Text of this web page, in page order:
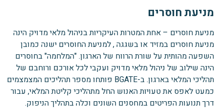
מניעת חוסרים
מניעת חוסרים – אחת המטרות העיקריות בניהול מלאי מדויק הינה
מניעת חוסרים במזיד או בשגגה , למניעת החוסרים ישנה כמובן
השפעה מהותית על שורת הרווח של הארגון. "המלחמה" בחוסרים
הינה שילוב של ניהול מלאי מדויק ועקבי לכל אורכם ורוחבם של
תהליכי המלאי בארגון. ב-BGATE פותחו מספר תהליכים המצמצמים
כמעט לאפס את טעויות האנוש החל מתהליכי קליטת המלאי, עבור
דרך תנועות הפריטים במחסנים השונים וכלה בתהליך הניפוק.